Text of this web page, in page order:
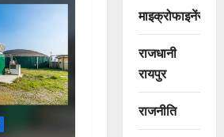
माइक्रोफाइनेंस
राजधानी
रायपुर
राजनीति